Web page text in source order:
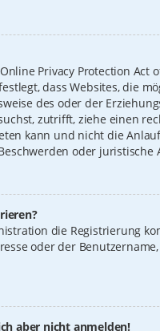
Online Privacy Protection
dass Websites, die
des oder der
zutrifft, ziehe einen
kann und nicht die
oder
die Registrierung
oder der
aber nicht anmelden!